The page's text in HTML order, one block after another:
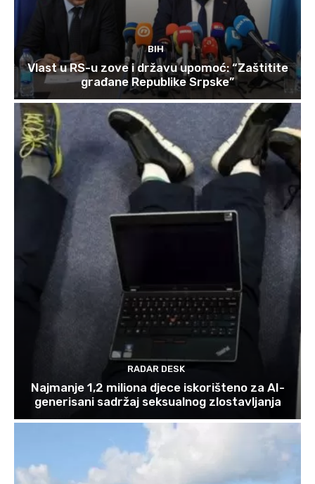
BIH
Vlast u RS-u zove i državu upomoć: “Zaštitite
građane Republike Srpske”
RADAR DESK
Najmanje 1,2 miliona djece iskorišteno za AI-
generisani sadržaj seksualnog zlostavljanja